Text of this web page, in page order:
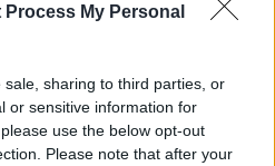
Process My Personal
sharing to third parties, or
or sensitive information for
use the below opt-out
Please note that after your
"έσκασε" από μαντρί και
να δημιουργηθεί
χωρίς όμως να